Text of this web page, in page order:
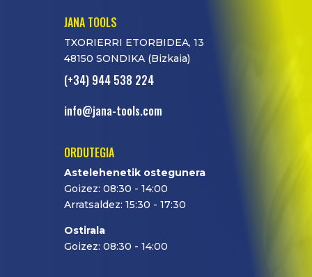
JANA TOOLS
TXORIERRI ETORBIDEA, 13
48150 SONDIKA (Bizkaia)
(+34) 944 538 224
info@jana-tools.com
ORDUTEGIA
Astelehenetik ostegunera
Goizez: 08:30 - 14:00
Arratsaldez: 15:30 - 17:30
Ostirala
Goizez: 08:30 - 14:00